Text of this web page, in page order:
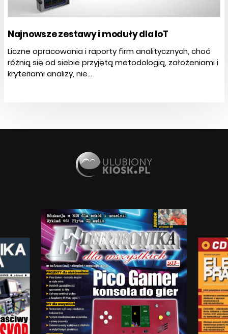
Najnowsze zestawy i moduły dla IoT
Liczne opracowania i raporty firm analitycznych, choć
różnią się od siebie przyjętą metodologią, założeniami i
kryteriami analizy, nie...